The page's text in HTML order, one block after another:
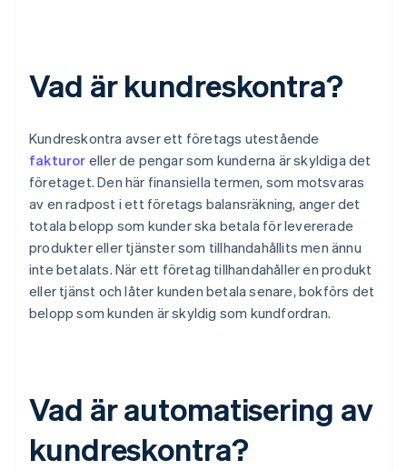
Vad är kundreskontra?
Kundreskontra avser ett företags utestående
fakturor eller de pengar som kunderna är skyldiga det
företaget. Den här finansiella termen, som motsvaras
av en radpost i ett företags balansräkning, anger det
totala belopp som kunder ska betala för levererade
produkter eller tjänster som tillhandahållits men ännu
inte betalats. När ett företag tillhandahåller en produkt
eller tjänst och låter kunden betala senare, bokförs det
belopp som kunden är skyldig som kundfordran.
Vad är automatisering av
kundreskontra?